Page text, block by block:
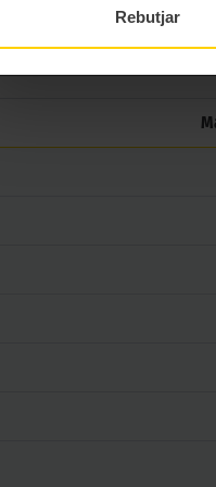
Rebutjar
mesura
Totes